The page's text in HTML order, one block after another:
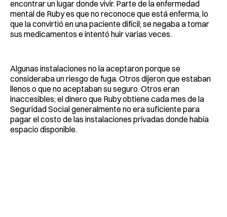
encontrar un lugar donde vivir. Parte de la enfermedad
mental de Ruby es que no reconoce que está enferma, lo
que la convirtió en una paciente difícil; se negaba a tomar
sus medicamentos e intentó huir varias veces.
Algunas instalaciones no la aceptaron porque se
consideraba un riesgo de fuga. Otros dijeron que estaban
llenos o que no aceptaban su seguro. Otros eran
inaccesibles; el dinero que Ruby obtiene cada mes de la
Seguridad Social generalmente no era suficiente para
pagar el costo de las instalaciones privadas donde había
espacio disponible.